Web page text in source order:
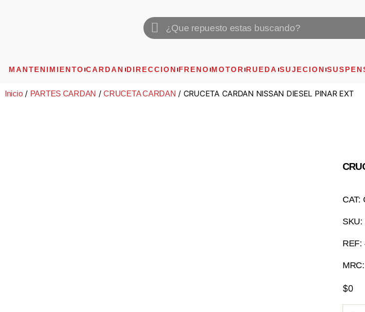
MANTENIMIENTO CARDAN DIRECCION FRENO MOTOR RUEDA SUJECION
Inicio/ PARTES CARDAN /CRUCETA CARDAN / CRUCETA CARDAN NISSAN DIESEL PINAR EXT
CAT:
SKU:
REF:
$0